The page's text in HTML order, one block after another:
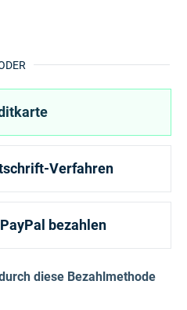
Verfahren
bezahlen
diese Bezahlmethode